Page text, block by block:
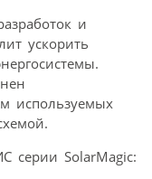
и
ускорить
используемых
серии SolarMagic: